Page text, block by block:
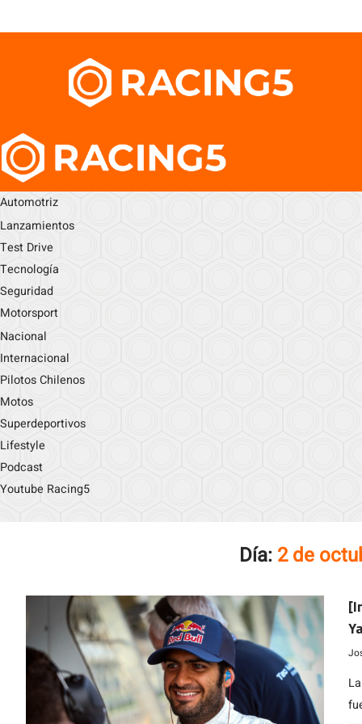
Automotriz
Lanzamientos
Test Drive
Tecnología
Seguridad
Motorsport
Nacional
Internacional
Pilotos Chilenos
Motos
Superdeportivos
Lifestyle
Podcast
Youtube Racing5
Día: 2 de